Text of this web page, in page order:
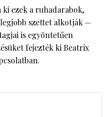
ezek a ruhadarabok,
szettet alkotják —
is egyöntetűen
fejezték ki Beatrix